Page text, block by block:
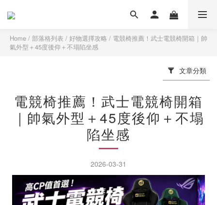
Home / 部落格列表 / 好物選擇攻略 / 電競椅推薦！武士電競椅開箱｜帥
氣外型＋45度後仰＋不塌陷坐感
文章分類
電競椅推薦！武士電競椅開箱
｜帥氣外型＋45度後仰＋不塌
陷坐感
2026-03-31